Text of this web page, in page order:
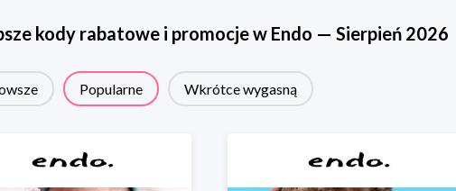
kody rabatowe i promocje w Endo — Sierpień 2026
Popularne Wkrótce wygasną